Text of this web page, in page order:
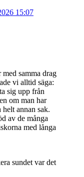
15:07
samma drag
vi alltid säga:
sig upp från
om man har
helt annan sak.
av de många
med långa
sundet var det